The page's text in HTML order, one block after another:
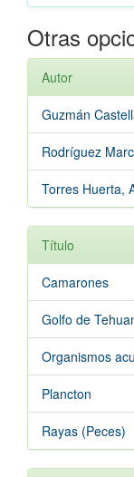
Otras
Autor
Guzmán
Rodríguez
Torres Huerta,
Título
Camarones
Golfo de
Organismos
Plancton
Rayas (Peces)